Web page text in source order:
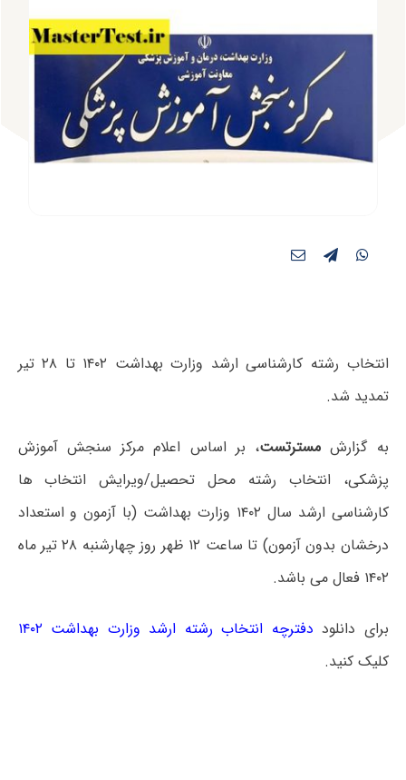
انتخاب رشته کارشناسی ارشد وزارت بهداشت ۱۴۰۲ تا ۲۸ تیر
تمدید شد.
به گزارش مسترتست، بر اساس اعلام مرکز سنجش آموزش
پزشکی، انتخاب رشته محل تحصیل/ویرایش انتخاب ها
کارشناسی ارشد سال ۱۴۰۲ وزارت بهداشت (با آزمون و استعداد
درخشان بدون آزمون) تا ساعت ۱۲ ظهر روز چهارشنبه ۲۸ تیر ماه
۱۴۰۲ فعال می باشد.
برای دانلود دفترچه انتخاب رشته ارشد وزارت بهداشت ۱۴۰۲
کلیک کنید.